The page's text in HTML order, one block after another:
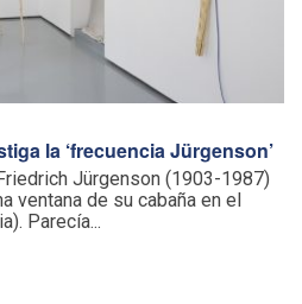
la ‘frecuencia Jürgenson’
Jürgenson (1903-1987)
ventana de su cabaña en el
Parecía...